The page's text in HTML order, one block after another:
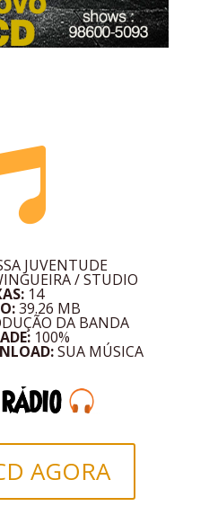
JUVENTUDE
/ STUDIO
14
39.26 MB
DA BANDA
100%
SUA MÚSICA
AGORA